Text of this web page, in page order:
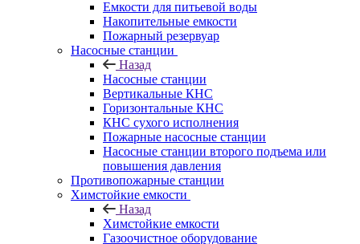
Емкости для питьевой воды
Накопительные емкости
Пожарный резервуар
Насосные станции
Назад
Насосные станции
Вертикальные КНС
Горизонтальные КНС
КНС сухого исполнения
Пожарные насосные станции
Насосные cтанции второго подъема или
повышения давления
Противопожарные станции
Химстойкие емкости
Назад
Химстойкие емкости
Газоочистное оборудование